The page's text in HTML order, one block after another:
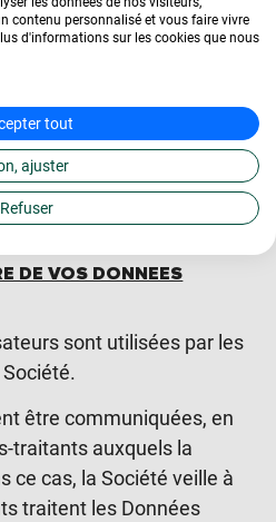
– Traitement des
– Opérations de sécurité
électronique du site
internet.
– Enquêtes de
satisfaction.
DE VOS DONNEES
sont utilisées par les
être communiquées, en
traitants auxquels la
ce cas, la Société veille à
traitent les Données
contenu personnalisé et vous faire vivre
d'informations sur les cookies que nous
tout
ajuster
Refuser